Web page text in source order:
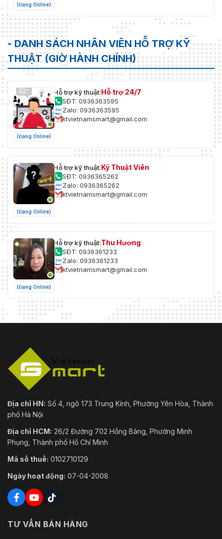
(Đang Online)
- DANH SÁCH NHÂN VIÊN HỖ TRỢ KỸ
THUẬT (GIỜ HÀNH CHÍNH)
(Đang Online)
Hỗ trợ kỹ thuật:Hỗ trợ 24/7
SĐT: 0936363595
Zalo: 0936363595
ktvietnamsmart@gmail.com
(Đang Online)
Hỗ trợ kỹ thuật:Kỹ Thuật Viên
SĐT: 0936365262
Zalo: 0936365262
ktvietnamsmart@gmail.com
(Đang Online)
Hỗ trợ kỹ thuật:Thu Hương
SĐT: 0936361233
Zalo: 0936361233
ktvietnamsmart@gmail.com
Địa chỉ HN: Số 4, ngõ 173 Trung Kính, Phường Yên Hòa, Thành
phố Hà Nội
Địa chỉ HCM: 26/2 Đường 702 Hồng Bàng, Phường Minh
Phụng, Thành phố Hồ Chí Minh
Mã số thuế: 0102710129
Ngày hoạt động: 07-04-2008
TƯ VẤN BÁN HÀNG